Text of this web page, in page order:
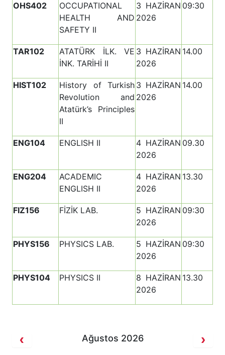
OHS402
OCCUPATIONAL
HEALTH AND
SAFETY II
3 HAZİRAN
2026
09:30
TAR102
ATATÜRK İLK. VE
İNK. TARİHİ II
3 HAZİRAN
2026
14.00
HIST102
History of Turkish
Revolution and
Atatürk’s Principles
II
3 HAZİRAN
2026
14.00
ENG104 ENGLISH II
4 HAZİRAN
2026
09.30
ENG204
ACADEMIC
ENGLISH II
4 HAZİRAN
2026
13.30
FIZ156 FİZİK LAB.
5 HAZİRAN
2026
09:30
PHYS156 PHYSICS LAB.
5 HAZİRAN
2026
09:30
PHYS104 PHYSICS II
8 HAZİRAN
2026
13.30
Ağustos 2026